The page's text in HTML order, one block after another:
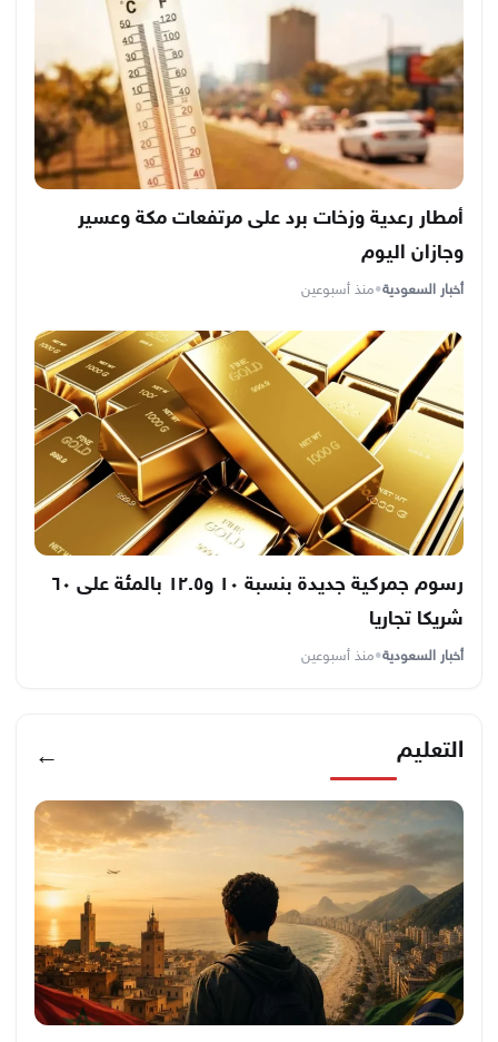
أمطار رعدية وزخات برد على مرتفعات مكة وعسير
وجازان اليوم
أخبار السعودية•منذ أسبوعين
رسوم جمركية جديدة بنسبة ١٠ و١٢.٥ بالمئة على ٦٠
شريكا تجاريا
أخبار السعودية•منذ أسبوعين
التعليم ←